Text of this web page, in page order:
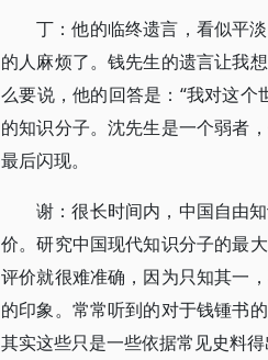
丁：他的临终遗言，看似平
的人麻烦了。钱先生的遗言让我
么要说，他的回答是：“我对这
的知识分子。沈先生是一个弱者
最后闪现。
谢：很长时间内，中国自由
价。研究中国现代知识分子的最
评价就很难准确，因为只知其一
的印象。常常听到的对于钱锺书
其实这些只是一些依据常见史料